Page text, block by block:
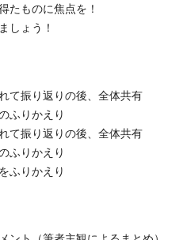
たものに焦点を！
しょう！
て振り返りの後、全体共有
ふりかえり
て振り返りの後、全体共有
ふりかえり
ふりかえり